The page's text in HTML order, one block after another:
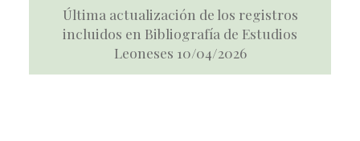
Última actualización de los registros
incluidos en Bibliografía de Estudios
Leoneses 10/04/2026